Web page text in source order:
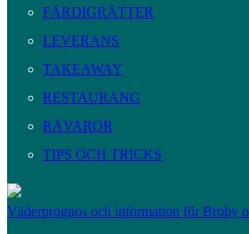
FÄRDIGRÄTTER
LEVERANS
TAKEAWAY
RESTAURANG
RÅVAROR
TIPS OCH TRICKS
Väderprognos och information för Broby